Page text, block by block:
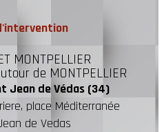
MONTPELLIER
de MONTPELLIER
Jean de Védas (34)
place Méditerranée
de Vedas